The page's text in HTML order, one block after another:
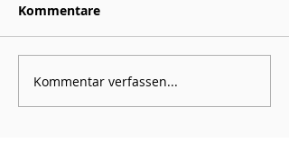
Kommentare
Kommentar verfassen...